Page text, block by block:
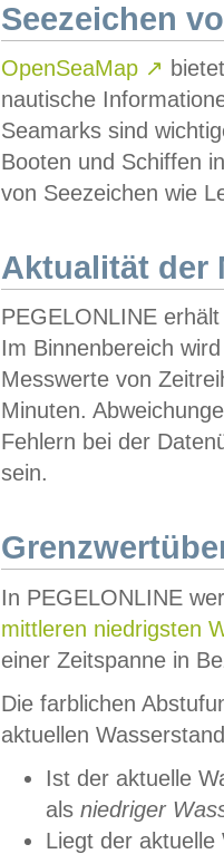
Seezeichen
OpenSeaMap ↗
nautische
Seamarks sind
Booten und Schiffen
von Seezeichen wie
Aktualität der
PEGELONLINE
Im Binnenbereich
Messwerte von
Minuten.
Fehlern bei der
sein.
In PEGELONLINE
mittleren niedrigsten
einer Zeitspanne in
Die farblichen
aktuellen
Ist der aktuelle
als niedriger
Liegt der